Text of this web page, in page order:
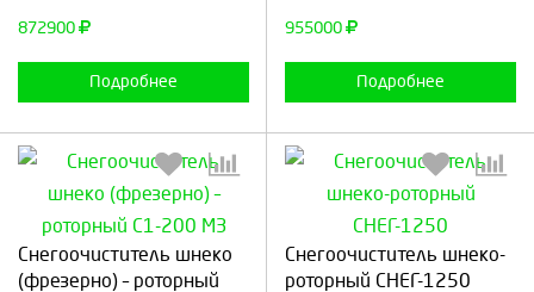
872900
Подробнее
955000
Подробнее
Снегоочиститель шнеко
(фрезерно) – роторный
Выберите количество:
Снегоочиститель шнеко-
роторный СНЕГ-1250
Выберите количество: